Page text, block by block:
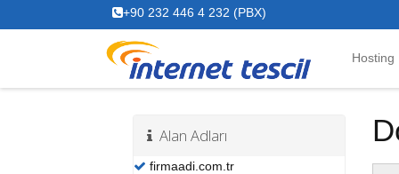
+90 232 446 4 232 (PBX)
Hosting
Alan Adları
firmaadi.com.tr